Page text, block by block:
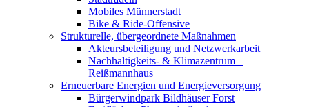
Mobiles Münnerstadt
Bike & Ride-Offensive
Strukturelle, übergeordnete Maßnahmen
Akteursbeteiligung und Netzwerkarbeit
Nachhaltigkeits- & Klimazentrum –
Reißmannhaus
Erneuerbare Energien und Energieversorgung
Bürgerwindpark Bildhäuser Forst